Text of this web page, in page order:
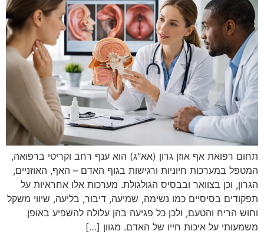
תחום רפואת אף אוזן גרון (אא"ג) הוא ענף רחב וקריטי ברפואה,
המטפל במערכות חיוניות ורגישות בגוף האדם – האף, האוזניים,
הגרון, וכן בצוואר ובבסיס הגולגולת. מערכות אלו אחראיות על
תפקודים בסיסיים כמו נשימה, שמיעה, דיבור, בליעה, שיווי משקל
וחוש הריח והטעם, ולכן כל פגיעה בהן עלולה להשפיע באופן
משמעותי על איכות חייו של האדם. מגוון […]